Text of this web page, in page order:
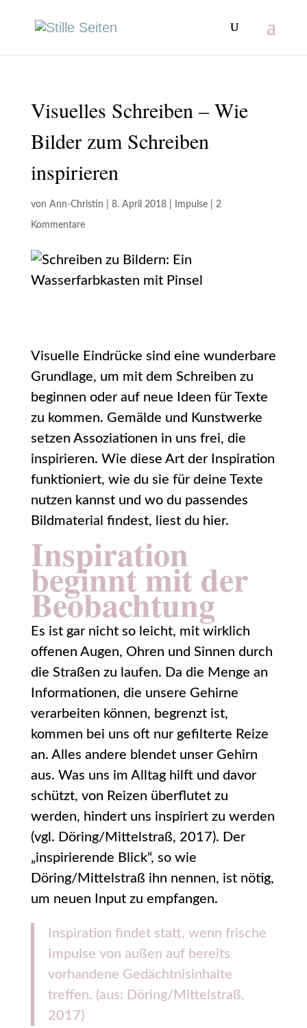
Visuelles Schreiben – Wie
Bilder zum Schreiben
inspirieren
von Ann-Christin 8. April 2018| Impulse| 2
Kommentare
Visuelle Eindrücke sind eine wunderbare
Grundlage, um mit dem Schreiben zu
beginnen oder auf neue Ideen für Texte
zu kommen. Gemälde und Kunstwerke
setzen Assoziationen in uns frei, die
inspirieren. Wie diese Art der Inspiration
funktioniert, wie du sie für deine Texte
nutzen kannst und wo du passendes
Bildmaterial findest, liest du hier.
Inspiration
beginnt mit der
Beobachtung
Es ist gar nicht so leicht, mit wirklich
offenen Augen, Ohren und Sinnen durch
die Straßen zu laufen. Da die Menge an
Informationen, die unsere Gehirne
verarbeiten können, begrenzt ist,
kommen bei uns oft nur gefilterte Reize
an. Alles andere blendet unser Gehirn
aus. Was uns im Alltag hilft und davor
schützt, von Reizen überflutet zu
werden, hindert uns inspiriert zu werden
(vgl. Döring/Mittelstraß, 2017). Der
„inspirierende Blick“, so wie
Döring/Mittelstraß ihn nennen, ist nötig,
um neuen Input zu empfangen.
Inspiration findet statt, wenn frische
Impulse von außen auf bereits
vorhandene Gedächtnisinhalte
treffen. (aus: Döring/Mittelstraß,
2017)